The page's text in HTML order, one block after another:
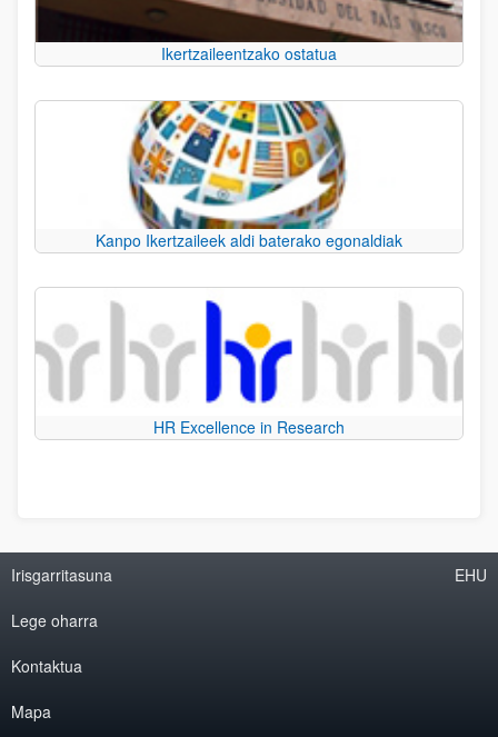
Ikertzaileentzako ostatua
Kanpo Ikertzaileek aldi baterako egonaldiak
HR Excellence in Research
Irisgarritasuna
Lege oharra
Kontaktua
Mapa
EHU